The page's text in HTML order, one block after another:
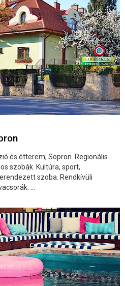
és étterem, Sopron. Regionális
szobák. Kultúra, sport,
szoba. Rendkívüli
...